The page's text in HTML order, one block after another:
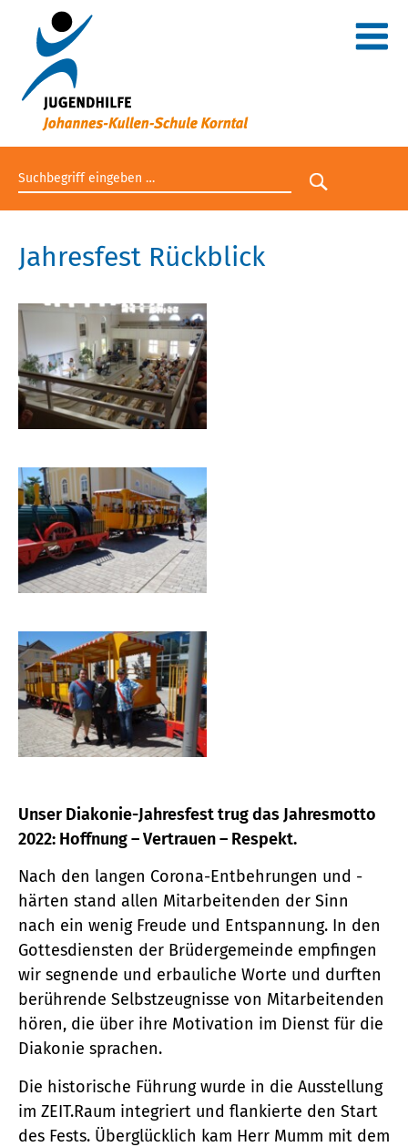
Suchbegriff eingeben
Suche
Jahresfest Rückblick
Unser Diakonie-Jahresfest trug das Jahresmotto
2022: Hoffnung – Vertrauen – Respekt.
Nach den langen Corona-Entbehrungen und -
härten stand allen Mitarbeitenden der Sinn
nach ein wenig Freude und Entspannung. In den
Gottesdiensten der Brüdergemeinde empfingen
wir segnende und erbauliche Worte und durften
berührende Selbstzeugnisse von Mitarbeitenden
hören, die über ihre Motivation im Dienst für die
Diakonie sprachen.
Die historische Führung wurde in die Ausstellung
im ZEIT.Raum integriert und flankierte den Start
des Fests. Überglücklich kam Herr Mumm mit dem